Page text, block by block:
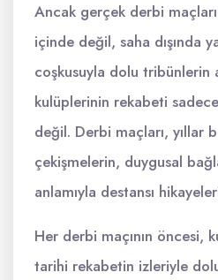
Ancak gerçek derbi
içinde değil, saha dışında
coşkusuyla dolu tribünlerin
kulüplerinin rekabeti
değil. Derbi maçları, yıllar
çekişmelerin, duygusal
anlamıyla destansı
Her derbi maçının öncesi,
tarihi rekabetin izleriyle